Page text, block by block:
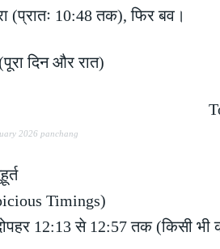
(प्रातः 10:48 तक), फिर बव।
दिन और रात)
2026 panchang
Timings)
12:13 से 12:57 तक (किसी भी